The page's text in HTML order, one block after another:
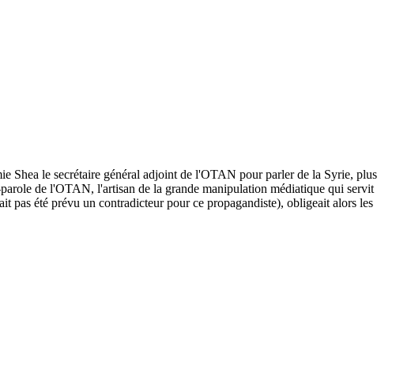
Shea le secrétaire général adjoint de l'OTAN pour parler de la Syrie, plus
de l'OTAN, l'artisan de la grande manipulation médiatique qui servit
pas été prévu un contradicteur pour ce propagandiste), obligeait alors les